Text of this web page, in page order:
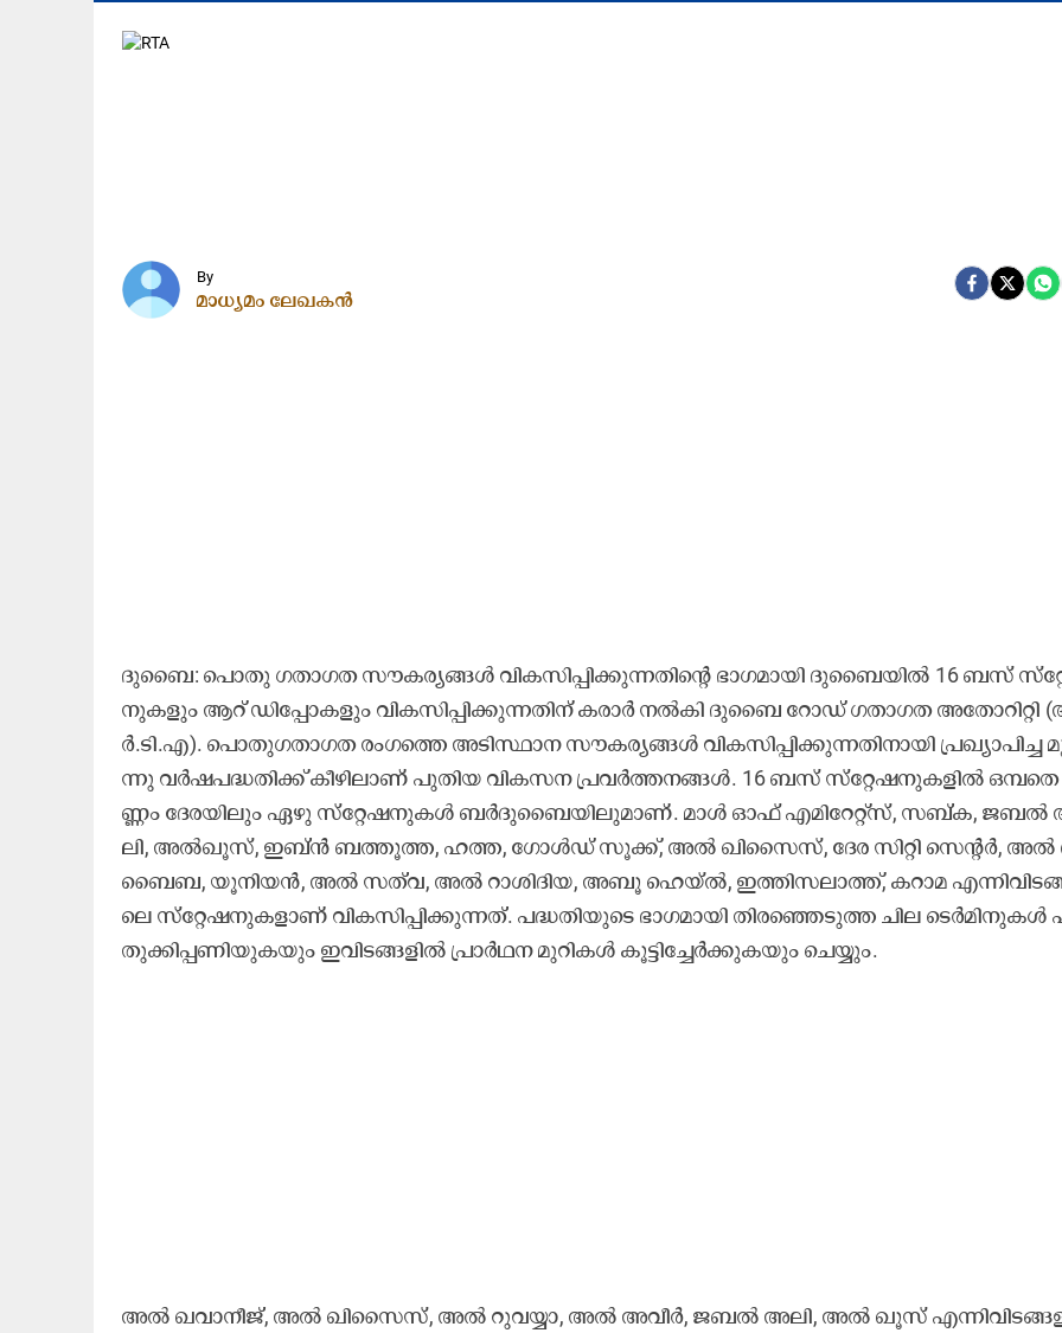
By
മാധ്യമം ലേഖകൻ
ദു​ബൈ: പൊ​തു ഗ​താ​ഗ​ത സൗ​ക​ര്യ​ങ്ങ​ൾ വി​ക​സി​പ്പി​ക്കു​ന്ന​തി​ന്‍റെ ഭാ​ഗ​മാ​യി ദു​ബൈ​യി​ൽ 16 ബ​സ്​
നു​ക​ളും ആ​റ്​ ഡി​പ്പോ​ക​ളും വി​ക​സി​പ്പി​ക്കു​ന്ന​തി​ന്​ ക​രാ​ർ ന​ൽ​കി ദു​ബൈ റോ​ഡ്​ ഗ​താ​ഗ​ത അ​തോ​റി​റ്റി
ർ.​ടി.​എ). പൊ​തു​ഗ​താ​ഗ​ത രം​ഗ​ത്തെ അ​ടി​സ്ഥാ​ന സൗ​ക​ര്യ​ങ്ങ​ൾ വി​ക​സി​പ്പി​ക്കു​ന്ന​തി​നാ​യി പ്ര​ഖ്യാ​പി​ച്ച
ന്നു വ​ർ​ഷ​പ​ദ്ധ​തി​ക്ക്​ കീ​ഴി​ലാ​ണ്​ പു​തി​യ വി​ക​സ​ന പ്ര​വ​ർ​ത്ത​ന​ങ്ങ​ൾ. 16 ബ​സ്​​ സ്​​റ്റേ​ഷ​നു​ക​ളി​ൽ ഒ​മ്പ​തെ​
ണ്ണം ദേ​ര​യി​ലും ഏ​ഴു സ്​​റ്റേ​ഷ​നു​ക​ൾ ബ​ർ​ദു​ബൈ​യി​ലു​മാ​ണ്​. മാ​ൾ ഓ​ഫ്​ എ​മി​റേ​റ്റ്​​സ്, സ​ബ്ക, ജ​ബ​ൽ
ലി, അ​ൽ​ഖൂ​സ്, ഇ​ബ്​​ൻ ബ​ത്തൂ​ത്ത, ഹ​ത്ത, ഗോ​ൾ​ഡ്​ സൂ​ക്ക്, അ​ൽ ഖി​സൈ​സ്, ദേ​ര സി​റ്റി സെ​ന്‍റ​ർ,
ബൈ​ബ, യൂ​നി​യ​ൻ, അ​ൽ സ​ത്​​വ, അ​ൽ റാ​ശി​ദി​യ, അ​ബൂ ഹെ​യ്​​ൽ, ഇ​ത്തി​സ​ലാ​ത്ത്, ക​റാ​മ
ലെ സ്​​റ്റേ​ഷ​നു​ക​ളാ​ണ്​ വി​ക​സി​പ്പി​ക്കു​ന്ന​ത്. പ​ദ്ധ​തി​യു​ടെ ഭാ​ഗ​മാ​യി തി​ര​ഞ്ഞെ​ടു​ത്ത ചി​ല ടെ​ർ​മി​നു​ക​ൾ
തു​ക്കി​പ്പ​ണി​യു​ക​യും ഇ​വി​ട​ങ്ങ​ളി​ൽ പ്രാ​ർ​ഥ​ന മു​റി​ക​ൾ കൂ​ട്ടി​ച്ചേ​ർ​ക്കു​ക​യും ചെ​യ്യും.
അ​ൽ ഖ​വാ​നീ​ജ്, അ​ൽ ഖി​സൈ​സ്, അ​ൽ റു​വ​യ്യാ, അ​ൽ അ​വീ​ർ, ജ​ബ​ൽ അ​ലി, അ​ൽ ഖൂ​സ്​